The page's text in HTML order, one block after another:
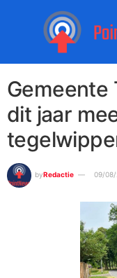
Gemeente
dit jaar
byRedactie 09/